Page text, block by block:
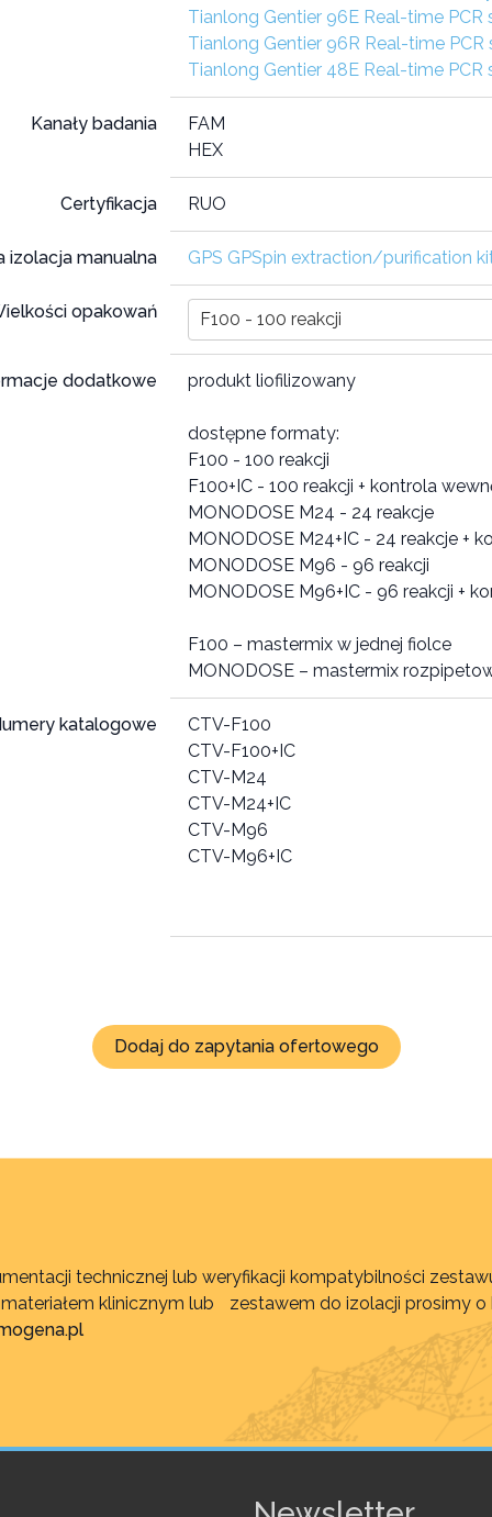
Tianlong Gentier 96E Real-time PCR
Tianlong Gentier 96R Real-time PCR
Tianlong Gentier 48E Real-time PCR
Kanały badania
FAM
HEX
Certyfikacja RUO
izolacja manualna GPS GPSpin extraction/purification
opakowań F100 - 100 reakcji
dodatkowe produkt liofilizowany
dostępne formaty:
F100 - 100 reakcji
F100+IC - 100 reakcji + kontrola
MONODOSE M24 - 24 reakcje
MONODOSE M24+IC - 24 reakcje +
MONODOSE M96 - 96 reakcji
MONODOSE M96+IC - 96 reakcji +
F100 – mastermix w jednej fiolce
katalogowe
CTV-F100
CTV-F100+IC
CTV-M24
CTV-M24+IC
CTV-M96
CTV-M96+IC
Dodaj do zapytania ofertowego
technicznej lub weryfikacji kompatybilności
klinicznym lub zestawem do izolacji prosimy o